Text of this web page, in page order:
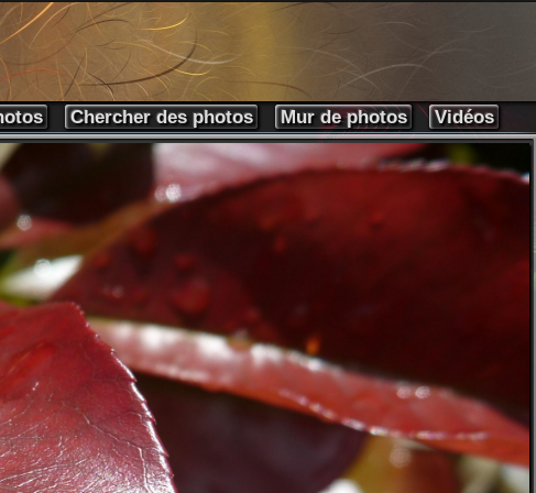
Chercher des photos Mur de photos Vidéos